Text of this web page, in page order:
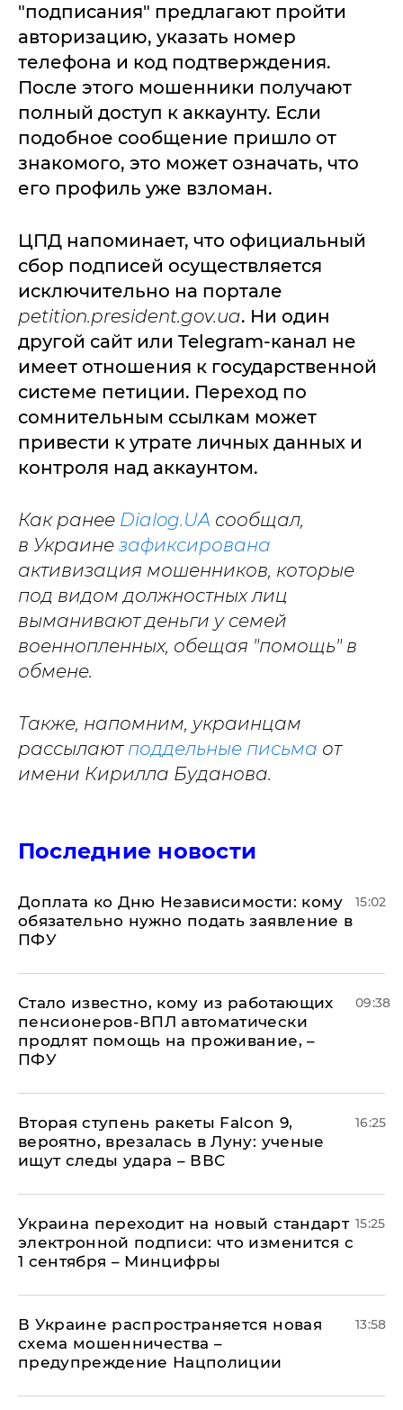
"подписания" предлагают пройти
авторизацию, указать номер
телефона и код подтверждения.
После этого мошенники получают
полный доступ к аккаунту. Если
подобное сообщение пришло от
знакомого, это может означать, что
его профиль уже взломан.
ЦПД напоминает, что официальный
сбор подписей осуществляется
исключительно на портале
petition.president.gov.ua. Ни один
другой сайт или Telegram-канал не
имеет отношения к государственной
системе петиции. Переход по
сомнительным ссылкам может
привести к утрате личных данных и
контроля над аккаунтом.
Как ранее Dialog.UA сообщал,
в Украине зафиксирована
активизация мошенников, которые
под видом должностных лиц
выманивают деньги у семей
военнопленных, обещая "помощь" в
обмене.
Также, напомним, украинцам
рассылают поддельные письма от
имени Кирилла Буданова.
Последние новости
Доплата ко Дню Независимости: кому
обязательно нужно подать заявление в
ПФУ
15:02
Стало известно, кому из работающих
пенсионеров-ВПЛ автоматически
продлят помощь на проживание, –
ПФУ
09:38
Вторая ступень ракеты Falcon 9,
вероятно, врезалась в Луну: ученые
ищут следы удара – ВВС
16:25
Украина переходит на новый стандарт
электронной подписи: что изменится с
1 сентября – Минцифры
15:25
В Украине распространяется новая
схема мошенничества –
предупреждение Нацполиции
13:58